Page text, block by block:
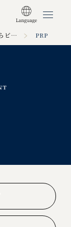
福岡・東京渋谷代官山の美容外科・美容皮膚科ならビスポーククリニック TOP PRP